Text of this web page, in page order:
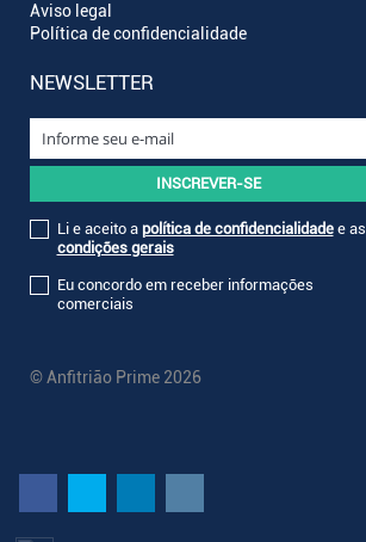
Aviso legal
Política de confidencialidade
NEWSLETTER
Li e aceito a política de confidencialidadee as
condições gerais
Eu concordo em receber informações
comerciais
© Anfitrião Prime 2026